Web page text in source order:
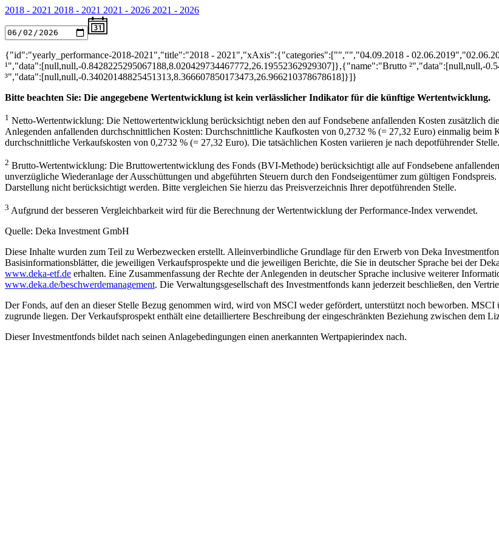
2018 - 2021 2018 - 2021 2021 - 2026 2021 - 2026
{"id":"yearly_performance-2018-2021","title":"2018 - 2021","xAxis":{"categories":["","","04.09.2018 -
¹","data":[null,null,-0.8428225295067188,8.020429734467772,26.19552362929307]},{"name":"Brutto ²","data":[null,null,-
³","data":[null,null,-0.34020148825451313,8.366607850173473,26.966210378678618]}]}
Bitte beachten Sie: Die angegebene Wertentwicklung ist kein verlässlicher Indikator für die künftige Wertentwicklung.
1 Netto-Wertentwicklung: Die Nettowertentwicklung berücksichtigt neben den auf Fondsebene anfallenden Kosten zusätzlich
Anlegenden anfallenden durchschnittlichen Kosten: Durchschnittliche Kaufkosten von 0,2732 % (= 27,32 Euro) einmalig
durchschnittliche Verkaufskosten von 0,2732 % (= 27,32 Euro). Die tatsächlichen Kosten variieren je nach depotführender
2 Brutto-Wertentwicklung: Die Bruttowertentwicklung des Fonds (BVI-Methode) berücksichtigt alle auf Fondsebene
unverzügliche Wiederanlage der Ausschüttungen und abgeführten Steuern durch den Fondseigentümer zum gültigen
Darstellung nicht berücksichtigt werden. Bitte vergleichen Sie hierzu das Preisverzeichnis Ihrer depotführenden Stelle.
3 Aufgrund der besseren Vergleichbarkeit wird für die Berechnung der Wertentwicklung der Performance-Index verwendet.
Quelle: Deka Investment GmbH
Diese Inhalte wurden zum Teil zu Werbezwecken erstellt. Alleinverbindliche Grundlage für den Erwerb von Deka
Basisinformationsblätter, die jeweiligen Verkaufsprospekte und die jeweiligen Berichte, die Sie in deutscher Sprache bei der
www.deka-etf.de erhalten. Eine Zusammenfassung der Rechte der Anlegenden in deutscher Sprache inclusive weiterer
www.deka.de/­beschwerdemanagement. Die Verwaltungsgesellschaft des Investmentfonds kann jederzeit beschließen, den
Der Fonds, auf den an dieser Stelle Bezug genommen wird, wird von MSCI weder gefördert, unterstützt noch beworben.
zugrunde liegen. Der Verkaufsprospekt enthält eine detailliertere Beschreibung der eingeschränkten Beziehung zwischen dem
Dieser Investmentfonds bildet nach seinen Anlagebedingungen einen anerkannten Wertpapierindex nach.